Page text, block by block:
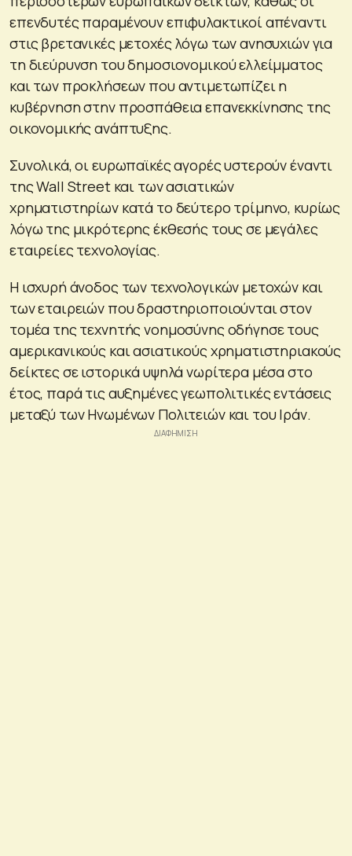
επενδυτές παραμένουν επιφυλακτικοί απέναντι
στις βρετανικές μετοχές λόγω των ανησυχιών για
τη διεύρυνση του δημοσιονομικού ελλείμματος
και των προκλήσεων που αντιμετωπίζει η
κυβέρνηση στην προσπάθεια επανεκκίνησης της
οικονομικής ανάπτυξης.
Συνολικά, οι ευρωπαϊκές αγορές υστερούν έναντι
της Wall Street και των ασιατικών
χρηματιστηρίων κατά το δεύτερο τρίμηνο, κυρίως
λόγω της μικρότερης έκθεσής τους σε μεγάλες
εταιρείες τεχνολογίας.
Η ισχυρή άνοδος των τεχνολογικών μετοχών και
των εταιρειών που δραστηριοποιούνται στον
τομέα της τεχνητής νοημοσύνης οδήγησε τους
αμερικανικούς και ασιατικούς χρηματιστηριακούς
δείκτες σε ιστορικά υψηλά νωρίτερα μέσα στο
έτος, παρά τις αυξημένες γεωπολιτικές εντάσεις
μεταξύ των Ηνωμένων Πολιτειών και του Ιράν.